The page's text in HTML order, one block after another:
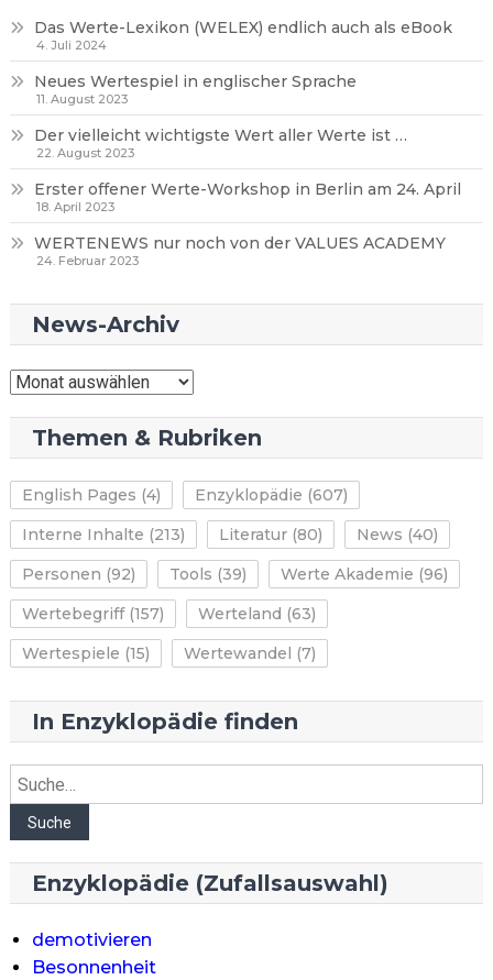
Das Werte-Lexikon (WELEX) endlich auch als eBook
4. Juli 2024
Neues Wertespiel in englischer Sprache
11. August 2023
Der vielleicht wichtigste Wert aller Werte ist …
22. August 2023
Erster offener Werte-Workshop in Berlin am 24. April
18. April 2023
WERTENEWS nur noch von der VALUES ACADEMY
24. Februar 2023
News-Archiv
News-
Themen & Rubriken
English Pages (4) Enzyklopädie (607)
Interne Inhalte (213) Literatur(80) News (40)
Personen (92) Tools (39) Werte Akademie (96)
Wertebegriff(157) Werteland (63)
Wertespiele (15) Wertewandel (7)
In Enzyklopädie finden
Suche
Suche
Enzyklopädie (Zufallsauswahl)
demotivieren
Besonnenheit